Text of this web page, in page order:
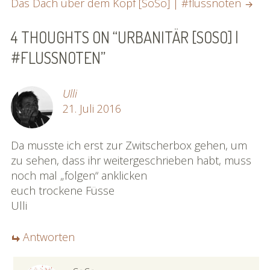
Das Dach über dem Kopf [SoSo] | #flussnoten
4 THOUGHTS ON “URBANITÄR [SOSO] |
#FLUSSNOTEN”
Ulli
21. Juli 2016
Da musste ich erst zur Zwitscherbox gehen, um
zu sehen, dass ihr weitergeschrieben habt, muss
noch mal „folgen“ anklicken
euch trockene Füsse
Ulli
Antworten